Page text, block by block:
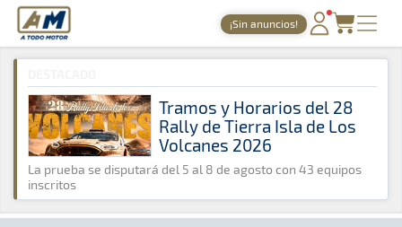
A Todo Motor · Revista del motor desde 1999
¡Sin anuncios!
PORTADA
TIEMPOS ONLINE
NOTICIAS
AGENDA
GALERÍAS
A Todo Motor » Galerías » 2020 » Galería de Fotos Rallye
Tramos y Horarios del 28
Rally de Tierra Isla de Los
Volcanes 2026
La prueba se disputará del 5 al 8 de agosto con 43 equipos
inscritos